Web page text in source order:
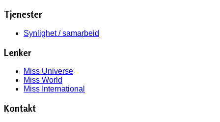
Tjenester
Synlighet / samarbeid
Lenker
Miss Universe
Miss World
Miss International
Kontakt